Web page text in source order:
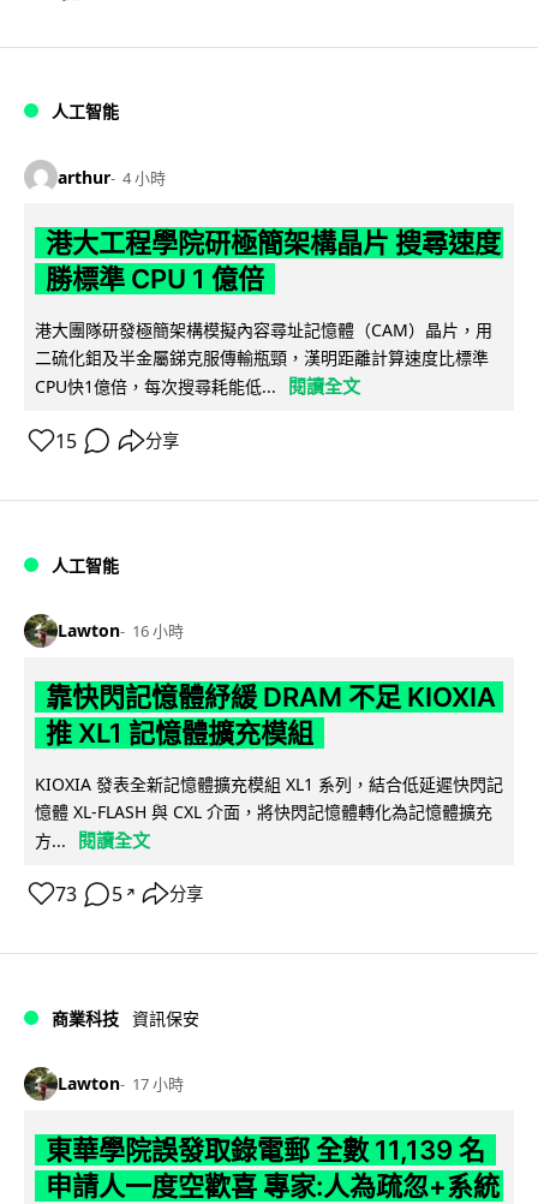
人工智能
arthur 4 小時
港大工程學院研極簡架構晶片 搜尋速度
勝標準 CPU 1 億倍
港大團隊研發極簡架構模擬內容尋址記憶體（CAM）晶片，用
二硫化鉬及半金屬銻克服傳輸瓶頸，漢明距離計算速度比標準
CPU快1億倍，每次搜尋耗能低...
閱讀全文
15 分享
人工智能
Lawton 16 小時
靠快閃記憶體紓緩 DRAM 不足 KIOXIA
推 XL1 記憶體擴充模組
KIOXIA 發表全新記憶體擴充模組 XL1 系列，結合低延遲快閃記
憶體 XL-FLASH 與 CXL 介面，將快閃記憶體轉化為記憶體擴充
方...
閱讀全文
73 5 ↗ 分享
商業科技 資訊保安
Lawton 17 小時
東華學院誤發取錄電郵 全數 11,139 名
申請人一度空歡喜 專家:人為疏忽+系統